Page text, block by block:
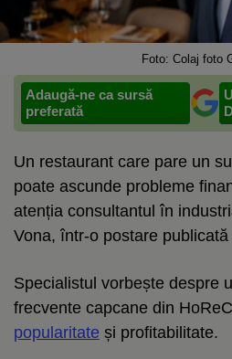
Foto: Colaj foto
Adaugă-ne ca sursă
preferată
Un restaurant care pare un
poate ascunde probleme
atenția consultantul în
Vona, într-o postare publicată
Specialistul vorbește despre
frecvente capcane din
popularitate și profitabilitate.